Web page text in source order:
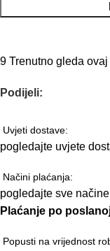
9 Trenutno gleda
Podijeli:
Uvjeti dostave:
pogledajte uvjete
Načini plaćanja:
pogledajte sve
Plaćanje po
Popusti na vrijednost